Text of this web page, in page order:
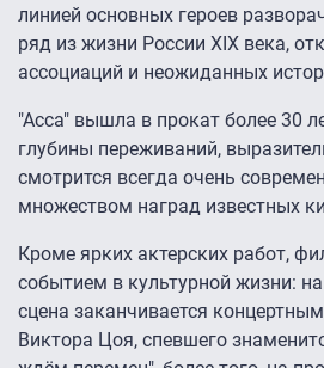
линией основных героев
ряд из жизни России XIX века,
ассоциаций и неожиданных
"Асса" вышла в прокат более 30
глубины переживаний,
смотрится всегда очень
множеством наград известных
Кроме ярких актерских работ,
событием в культурной жизни:
сцена заканчивается
Виктора Цоя, спевшего